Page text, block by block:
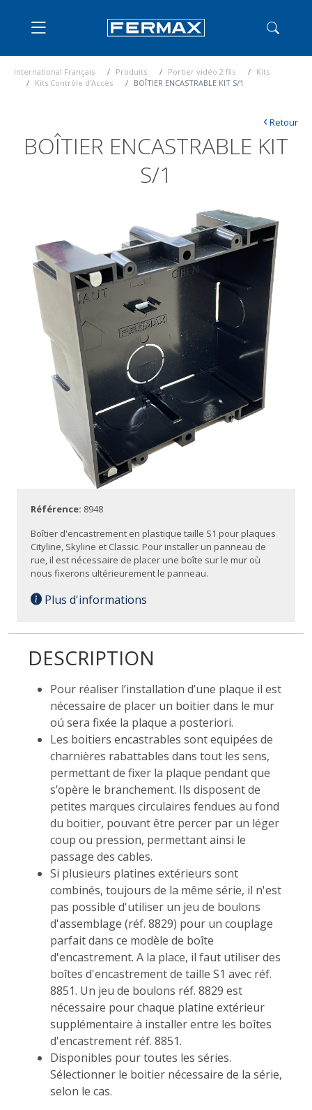
International Français Produits Portier vidéo 2 fils
Kits
Kits Contrôle d’Accès
BOÎTIER ENCASTRABLE KIT S/1
BOÎTIER ENCASTRABLE KIT
S/1
‹Retour
Référence: 8948
Boîtier d'encastrement en plastique taille S1 pour plaques
Cityline, Skyline et Classic. Pour installer un panneau de
rue, il est nécessaire de placer une boîte sur le mur où
nous fixerons ultérieurement le panneau.
Plus d'informations
DESCRIPTION
Pour réaliser l’installation d’une plaque il est
nécessaire de placer un boitier dans le mur
oú sera fixée la plaque a posteriori.
Les boitiers encastrables sont equipées de
charnières rabattables dans tout les sens,
permettant de fixer la plaque pendant que
s’opère le branchement. Ils disposent de
petites marques circulaires fendues au fond
du boitier, pouvant être percer par un léger
coup ou pression, permettant ainsi le
passage des cables.
Si plusieurs platines extérieurs sont
combinés, toujours de la même série, il n'est
pas possible d'utiliser un jeu de boulons
d'assemblage (réf. 8829) pour un couplage
parfait dans ce modèle de boîte
d'encastrement. A la place, il faut utiliser des
boîtes d'encastrement de taille S1 avec réf.
8851. Un jeu de boulons réf. 8829 est
nécessaire pour chaque platine extérieur
supplémentaire à installer entre les boîtes
d'encastrement réf. 8851.
Disponibles pour toutes les séries.
Sélectionner le boitier nécessaire de la série,
selon le cas.